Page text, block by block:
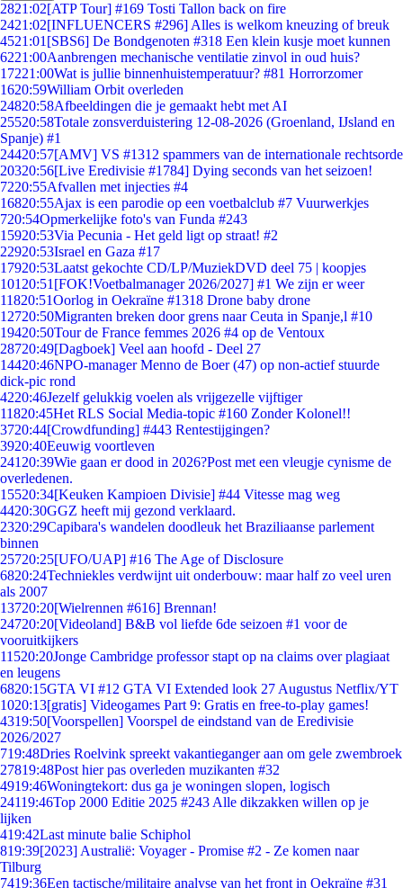
2821:02[ATP Tour] #169 Tosti Tallon back on fire
2421:02[INFLUENCERS #296] Alles is welkom kneuzing of breuk
4521:01 [SBS6] De Bondgenoten #318 Een klein kusje moet kunnen
6221:00Aanbrengen mechanische ventilatie zinvol in oud huis?
17221:00Wat is jullie binnenhuistemperatuur? #81 Horrorzomer
1620:59William Orbit overleden
24820:58Afbeeldingen die je gemaakt hebt met AI
25520:58Totale zonsverduistering 12-08-2026 (Groenland, IJsland en
Spanje) #1
24420:57[AMV] VS #1312 spammers van de internationale rechtsorde
20320:56[Live Eredivisie #1784] Dying seconds van het seizoen!
7220:55Afvallen met injecties #4
16820:55Ajax is een parodie op een voetbalclub #7 Vuurwerkjes
720:54Opmerkelijke foto's van Funda #243
15920:53Via Pecunia - Het geld ligt op straat! #2
22920:53Israel en Gaza #17
17920:53Laatst gekochte CD/LP/MuziekDVD deel 75 | koopjes
101 20:51 [FOK!Voetbalmanager 2026/2027] #1 We zijn er weer
11820:51Oorlog in Oekraïne #1318 Drone baby drone
12720:50Migranten breken door grens naar Ceuta in Spanje,l #10
19420:50Tour de France femmes 2026 #4 op de Ventoux
28720:49[Dagboek] Veel aan hoofd - Deel 27
14420:46NPO-manager Menno de Boer (47) op non-actief stuurde
dick-pic rond
4220:46Jezelf gelukkig voelen als vrijgezelle vijftiger
11820:45Het RLS Social Media-topic #160 Zonder Kolonel!!
3720:44[Crowdfunding] #443 Rentestijgingen?
3920:40Eeuwig voortleven
241 20:39Wie gaan er dood in 2026?Post met een vleugje cynisme de
overledenen.
15520:34[Keuken Kampioen Divisie] #44 Vitesse mag weg
4420:30GGZ heeft mij gezond verklaard.
2320:29Capibara's wandelen doodleuk het Braziliaanse parlement
binnen
25720:25[UFO/UAP] #16 The Age of Disclosure
6820:24Techniekles verdwijnt uit onderbouw: maar half zo veel uren
als 2007
13720:20[Wielrennen #616] Brennan!
24720:20[Videoland] B&B vol liefde 6de seizoen #1 voor de
vooruitkijkers
11520:20Jonge Cambridge professor stapt op na claims over plagiaat
en leugens
6820:15GTA VI #12 GTA VI Extended look 27 Augustus Netflix/YT
1020:13[gratis] Videogames Part 9: Gratis en free-to-play games!
4319:50[Voorspellen] Voorspel de eindstand van de Eredivisie
2026/2027
719:48Dries Roelvink spreekt vakantieganger aan om gele zwembroek
27819:48Post hier pas overleden muzikanten #32
4919:46Woningtekort: dus ga je woningen slopen, logisch
24119:46Top 2000 Editie 2025 #243 Alle dikzakken willen op je
lijken
419:42Last minute balie Schiphol
819:39[2023] Australië: Voyager - Promise #2 - Ze komen naar
Tilburg
7419:36Een tactische/militaire analyse van het front in Oekraïne #31